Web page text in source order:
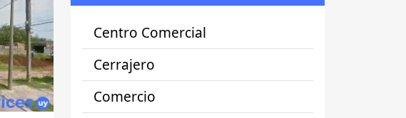
Centro Comercial
Cerrajero
Comercio